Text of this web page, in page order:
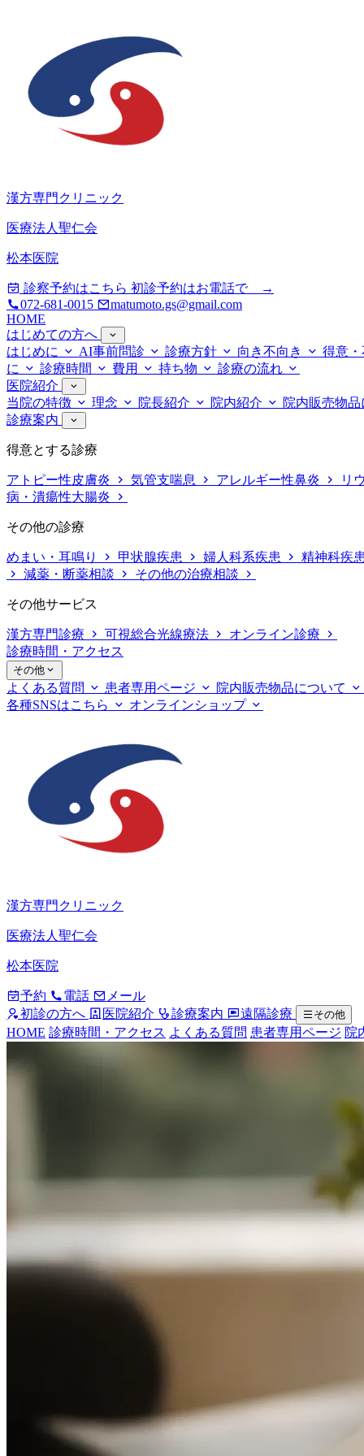
漢方専門クリニック
医療法人聖仁会
松本医院
診察予約はこちら 初診予約はお電話で →
072-681-0015
matumoto.gs@gmail.com
HOME
はじめての方へ
はじめに
AI事前問診 診療方針 向き不向き
得意
に
診療時間 費用 持ち物
診療の流れ
医院紹介
当院の特徴
理念 院長紹介 院内紹介
院内販売物
診療案内
得意とする診療
アトピー性皮膚炎 気管支喘息 アレルギー性鼻炎
リ
病・潰瘍性大腸炎
その他の診療
めまい・耳鳴り 甲状腺疾患 婦人科系疾患
精神科疾
減薬・断薬相談
その他の治療相談
その他サービス
漢方専門診療 可視総合光線療法
オンライン診療
診療時間・アクセス
その他
よくある質問 患者専用ページ
院内販売物品について
各種SNSはこちら
オンラインショップ
漢方専門クリニック
医療法人聖仁会
松本医院
予約 電話
メール
初診の方へ
医院紹介 診療案内 遠隔診療 その他
HOME 診療時間・アクセス よくある質問 患者専用ページ 院